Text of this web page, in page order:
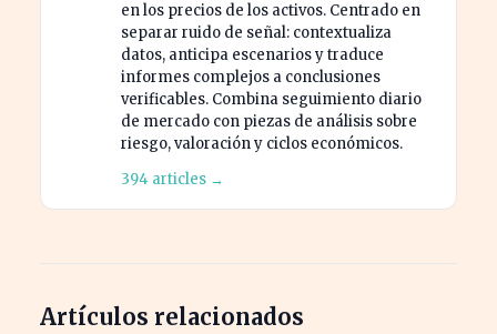
en los precios de los activos. Centrado en
separar ruido de señal: contextualiza
datos, anticipa escenarios y traduce
informes complejos a conclusiones
verificables. Combina seguimiento diario
de mercado con piezas de análisis sobre
riesgo, valoración y ciclos económicos.
394 articles →
Artículos relacionados